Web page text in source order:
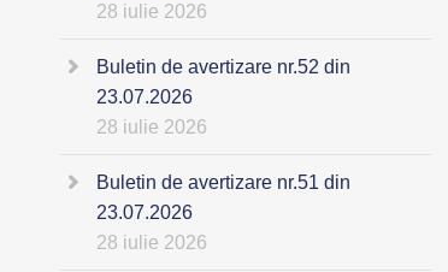
28 iulie 2026
Buletin de avertizare nr.52 din
23.07.2026
28 iulie 2026
Buletin de avertizare nr.51 din
23.07.2026
28 iulie 2026